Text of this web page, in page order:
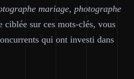
mariage, photographe
ciblée sur ces mots-clés, vous
qui ont investi dans